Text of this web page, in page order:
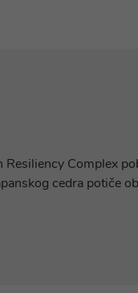
Resiliency Complex
cedra potiče